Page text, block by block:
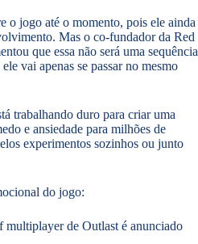
o jogo até o momento, pois ele ainda
Mas o co-fundador da Red
que essa não será uma sequência
vai apenas se passar no mesmo
trabalhando duro para criar uma
e ansiedade para milhões de
experimentos sozinhos ou junto
do jogo: